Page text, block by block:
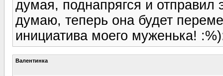
думая, поднапрягся и отправил
думаю, теперь она будет
инициатива моего муженька!
Валентинка